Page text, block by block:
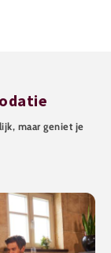
maar geniet je